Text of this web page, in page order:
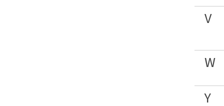
V
W
Y